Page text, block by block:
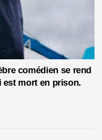
comédien se rend
est mort en prison.